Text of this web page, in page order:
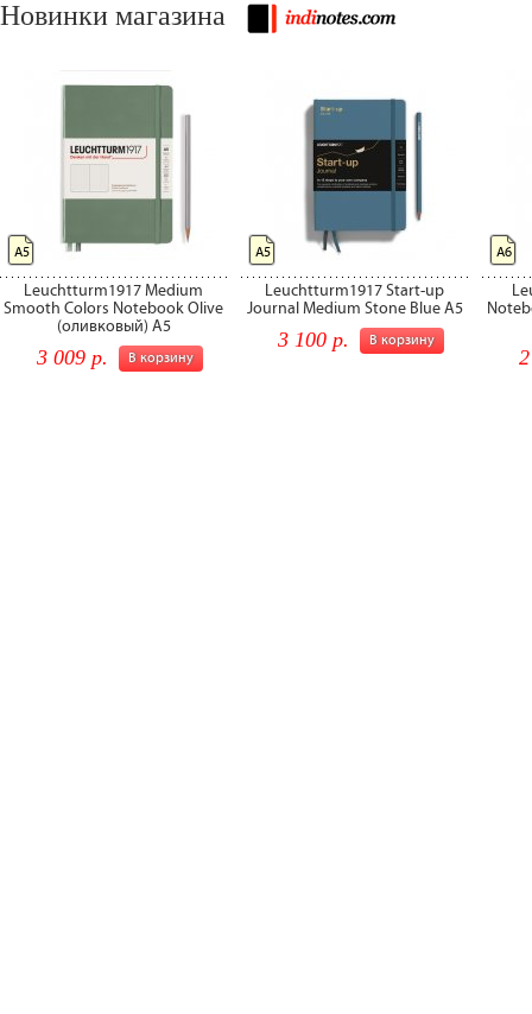
Новинки магазина
Leuchtturm1917 Medium
Smooth Colors Notebook Olive
(оливковый) А5
В корзину
3 009 р.
А5
Leuchtturm1917 Start-up
Journal Medium Stone Blue A5
В корзину
3 100 р.
А5 А6